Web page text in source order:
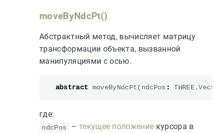
moveByNdcPt()
Абстрактный метод, вычисляет матрицу
трансформации объекта, вызванной
манипуляциями с осью.
abstract moveByNdcPt ( ndcPos : THREE.
где:
ndcPos – текущее положение курсора в